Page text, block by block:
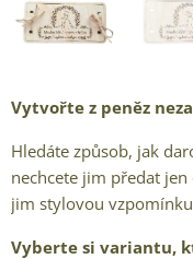
Vytvořte z peněz
Hledáte způsob, jak
nechcete jim předat
jim stylovou
Vyberte si variantu,